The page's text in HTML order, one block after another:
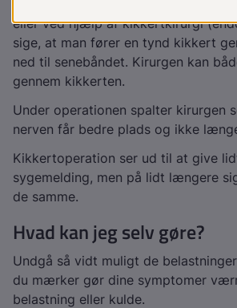
eller ved hjælp af kikkertkirurgi
sige, at man fører en tynd kikkert
ned til senebåndet. Kirurgen kan
gennem kikkerten.
Under operationen spalter kirurgen
nerven får bedre plads og ikke
Kikkertoperation ser ud til at give
sygemelding, men på lidt længere
de samme.
Hvad kan jeg selv gøre?
Undgå så vidt muligt de
du mærker gør dine symptomer
belastning eller kulde.